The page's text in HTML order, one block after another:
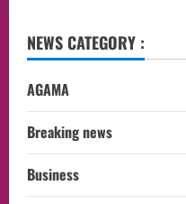
NEWS CATEGORY :
AGAMA
Breaking news
Business